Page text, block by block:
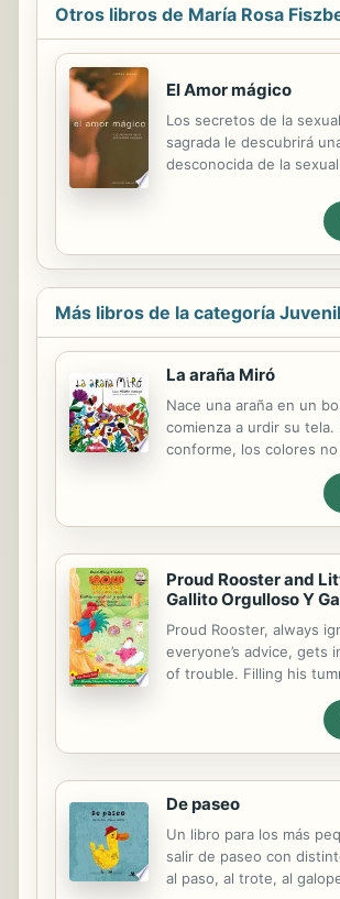
Otros libros de María Rosa
El Amor mágico
Los secretos de la
sagrada le descubrirá
desconocida de la
modo excitante y
se realiza a través de la
corporal consciente, la
convierte en algo
sexual se convierte así
iluminadora que nos
personal y emocional. El
acoplamiento físico, con
variantes, es el camino
comunión psicológica y
Como nos enseña la
Más libros de la categoría
La araña Miró
Nace una araña en un
comienza a urdir su tela.
conforme, los colores
casi no se ven. ¿Qué
Entonces decide comer
tela de la araña Miró
insecto cae en sus
al parecer, no es lo único
Proud Rooster and
Gallito Orgulloso Y
Proud Rooster, always
everyone’s advice, gets
of trouble. Filling his
while showing off, and
thin ice after being
Rooster’s final hard
him forever. While lying
bed, he’s glad to learn
too late to obey.
Respect for Parents /
Ignorando siempre el
De paseo
Un libro para los más
salir de paseo con
al paso, al trote, al